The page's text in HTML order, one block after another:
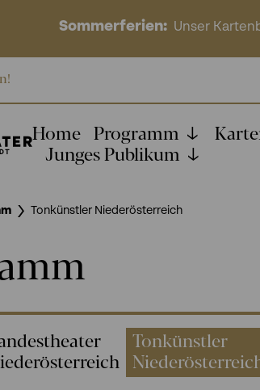
Sommerferien: Unser
Home Programm
Junges Publikum
Tonkünstler Niederösterreich
Tonkünstler